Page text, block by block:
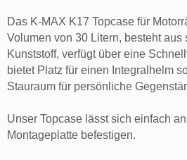
Das K-MAX K17 Topcase für
Volumen von 30 Litern, besteht aus
Kunststoff, verfügt über eine
bietet Platz für einen Integralhelm
Stauraum für persönliche
Unser Topcase lässt sich einfach
Montageplatte befestigen.